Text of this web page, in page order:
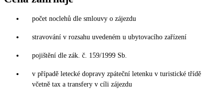
počet noclehů dle smlouvy o zájezdu
stravování v rozsahu uvedeném u ubytovacího zařízení
pojištění dle zák. č. 159/1999 Sb.
v případě letecké dopravy zpáteční letenku v turistické třídě
včetně tax a transfery v cíli zájezdu